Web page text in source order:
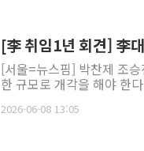
[李 취임1년 회견] 李
[서울=뉴스핌] 박찬제 조
한 규모로 개각을 해야 한
2026-06-08 13:05